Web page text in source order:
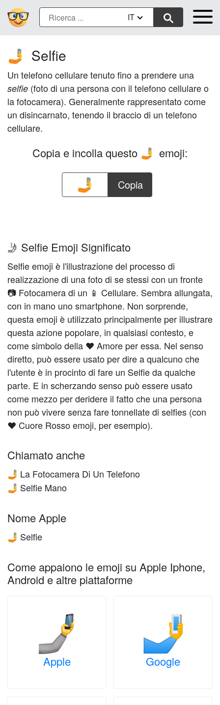
IT
🤳 Selfie
Un telefono cellulare tenuto fino a prendere una
selfie (foto di una persona con il telefono cellulare o
la fotocamera). Generalmente rappresentato come
un disincarnato, tenendo il braccio di un telefono
cellulare.
Copia e incolla questo 🤳 emoji:
Copia
🤳 Selfie Emoji Significato
Selfie emoji è l'illustrazione del processo di
realizzazione di una foto di se stessi con un fronte
📷 Fotocamera di un 📱 Cellulare. Sembra allungata,
con in mano uno smartphone. Non sorprende,
questa emoji è utilizzato principalmente per illustrare
questa azione popolare, in qualsiasi contesto, e
come simbolo della ❤️️ Amore per essa. Nel senso
diretto, può essere usato per dire a qualcuno che
l'utente è in procinto di fare un Selfie da qualche
parte. E in scherzando senso può essere usato
come mezzo per deridere il fatto che una persona
non può vivere senza fare tonnellate di selfies (con
❤️️️ Cuore Rosso emoji, per esempio).
Chiamato anche
🤳 La Fotocamera Di Un Telefono
🤳 Selfie Mano
Nome Apple
🤳 Selfie
Come appaiono le emoji su Apple Iphone,
Android e altre piattaforme
Apple Google